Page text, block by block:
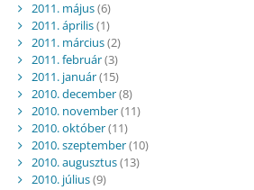
2011. május(6)
2011. április(1)
2011. március(2)
2011. február(3)
2011. január(15)
2010. december(8)
2010. november(11)
2010. október(11)
2010. szeptember(10)
2010. augusztus(13)
2010. július(9)